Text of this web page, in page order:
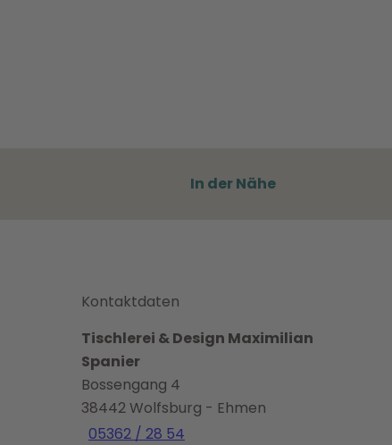
In der Nähe
Kontaktdaten
Tischlerei & Design Maximilian
Spanier
Bossengang 4
38442Wolfsburg - Ehmen
05362 / 28 54